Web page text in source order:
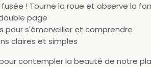
! Tourne la roue et observe la
page
pour s'émerveiller et comprendre
claires et simples
contempler la beauté de notre